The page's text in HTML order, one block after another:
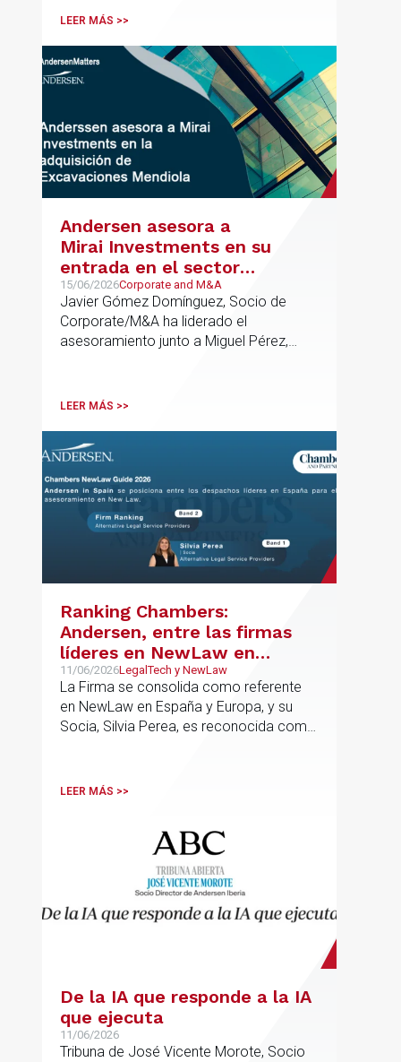
innovación o la equidad educativa
LEER MÁS >>
Andersen asesora a
Mirai Investments en su
entrada en el sector
medioambiental con la
adquisición de la
vasca Excavaciones
Mendiola
15/06/2026Corporate and M&A
Javier Gómez Domínguez, Socio de
Corporate/M&A ha liderado el
asesoramiento junto a Miguel Pérez,
LEER MÁS >>
Ranking Chambers:
Andersen, entre las firmas
líderes en NewLaw en
España y Europa
11/06/2026LegalTech y NewLaw
La Firma se consolida como referente
en NewLaw en España y Europa, y su
Socia, Silvia Perea, es reconocida como
LEER MÁS >>
De la IA que responde a la IA
que ejecuta
11/06/2026
Tribuna de José Vicente Morote, Socio